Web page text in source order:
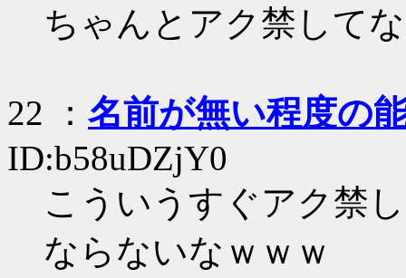
ちゃんとアク禁して
22 ： 名前が無い程度の
ID:b58uDZjY0
こういうすぐアク禁
ならないなｗｗｗ